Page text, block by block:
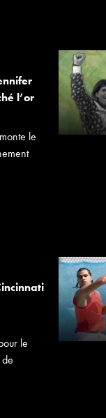
l’or
le
le